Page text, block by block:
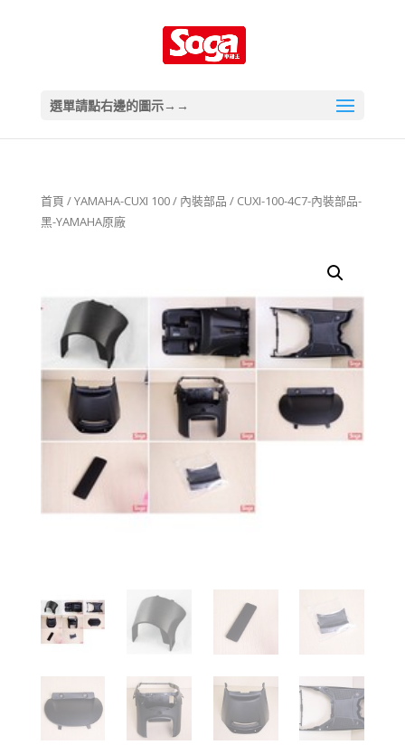
選單請點右邊的圖示→→
首頁 /YAMAHA-CUXI 100/ 內裝部品 / CUXI-100-4C7-內裝部品-
黑-YAMAHA原廠